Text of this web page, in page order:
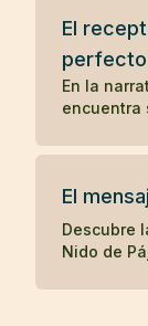
era solo
su miedo
destaca
por
El
perfecto
En la
encuentra
tiempo. Al
audiencia
que los
en
El
Descubre
Nido de